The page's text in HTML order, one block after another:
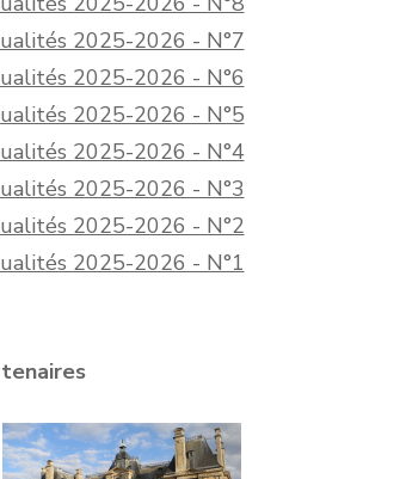
2025-2026 - N°7
2025-2026 - N°6
2025-2026 - N°5
2025-2026 - N°4
2025-2026 - N°3
2025-2026 - N°2
2025-2026 - N°1